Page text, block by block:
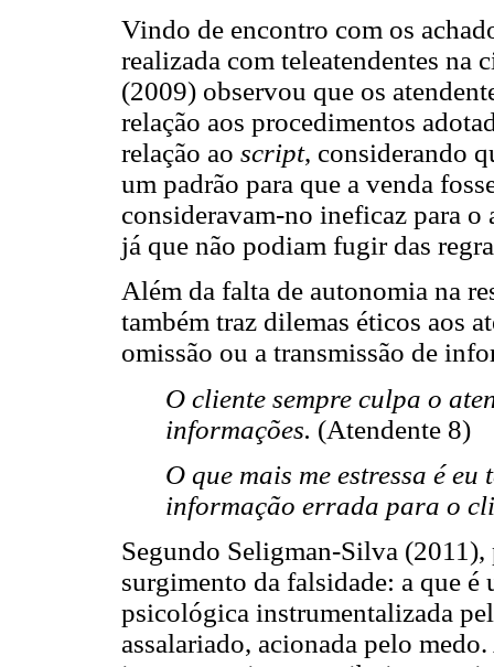
Vindo de encontro com os
realizada com teleatendentes na
(2009) observou que os
relação aos procedimentos
relação ao script, considerando
um padrão para que a venda
consideravam-no ineficaz para
já que não podiam fugir das
Além da falta de autonomia na
também traz dilemas éticos aos
omissão ou a transmissão de
O cliente sempre culpa o
informações. (Atendente 8)
O que mais me estressa é
informação errada para o
Segundo Seligman-Silva
surgimento da falsidade: a que é
psicológica instrumentalizada
assalariado, acionada pelo